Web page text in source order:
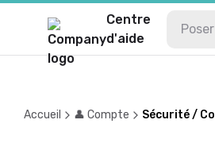
Centre
d'aide
Accueil 👤 Compte Sécurité /